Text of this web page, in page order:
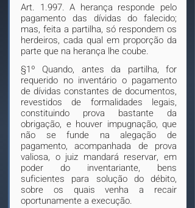
Art. 1.997. A herança responde pelo
pagamento das dívidas do falecido;
mas, feita a partilha, só respondem os
herdeiros, cada qual em proporção da
parte que na herança lhe coube.
§1º Quando, antes da partilha, for
requerido no inventário o pagamento
de dívidas constantes de documentos,
revestidos de formalidades legais,
constituindo prova bastante da
obrigação, e houver impugnação, que
não se funde na alegação de
pagamento, acompanhada de prova
valiosa, o juiz mandará reservar, em
poder do inventariante, bens
suficientes para solução do débito,
sobre os quais venha a recair
oportunamente a execução.